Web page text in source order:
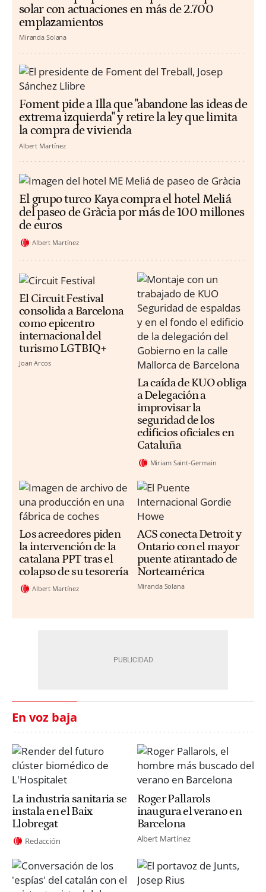
solar con actuaciones en más de 2.700
emplazamientos
Miranda Solana
Foment pide a Illa que "abandone las ideas de
extrema izquierda" y retire la ley que limita
la compra de vivienda
Albert Martínez
El grupo turco Kaya compra el hotel Meliá
del paseo de Gràcia por más de 100 millones
de euros
Albert Martínez
El Circuit Festival
consolida a Barcelona
como epicentro
internacional del
turismo LGTBIQ+
Joan Arcos
La caída de KUO obliga
a Delegación a
improvisar la
seguridad de los
edificios oficiales en
Cataluña
Miriam Saint-Germain
Los acreedores piden
la intervención de la
catalana PPT tras el
colapso de su tesorería
Albert Martínez
ACS conecta Detroit y
Ontario con el mayor
puente atirantado de
Norteamérica
Miranda Solana
En voz baja
La industria sanitaria se
instala en el Baix
Llobregat
Redacción
Roger Pallarols
inaugura el verano en
Barcelona
Albert Martínez